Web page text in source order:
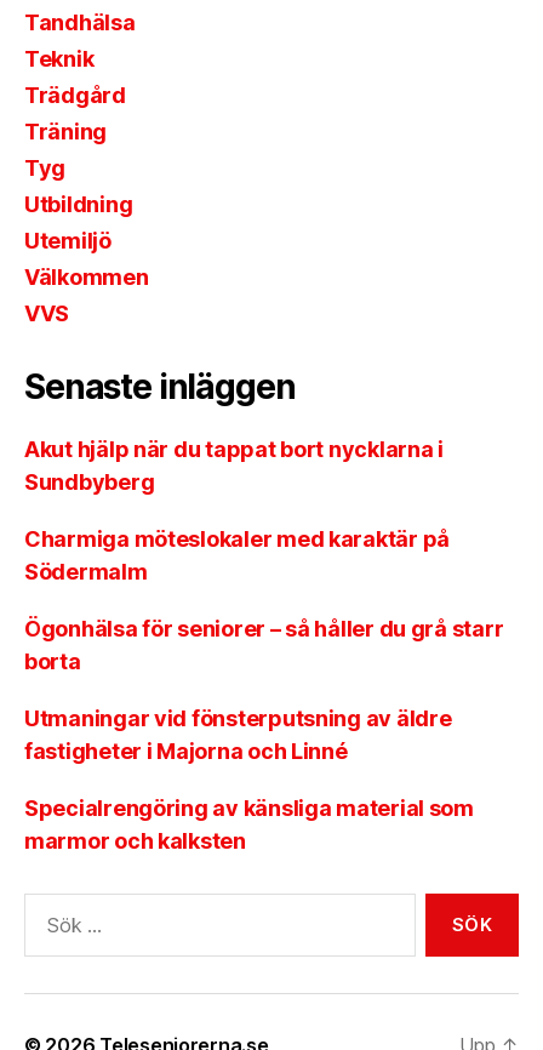
Tandhälsa
Teknik
Trädgård
Träning
Tyg
Utbildning
Utemiljö
Välkommen
VVS
Senaste inläggen
Akut hjälp när du tappat bort nycklarna i
Sundbyberg
Charmiga möteslokaler med karaktär på
Södermalm
Ögonhälsa för seniorer – så håller du grå starr
borta
Utmaningar vid fönsterputsning av äldre
fastigheter i Majorna och Linné
Specialrengöring av känsliga material som
marmor och kalksten
efter:
© 2026 Teleseniorerna.se Upp ↑